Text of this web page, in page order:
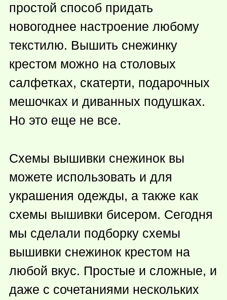
простой способ придать
новогоднее настроение любому
текстилю. Вышить снежинку
крестом можно на столовых
салфетках, скатерти, подарочных
мешочках и диванных подушках.
Но это еще не все.
Схемы вышивки снежинок вы
можете использовать и для
украшения одежды, а также как
схемы вышивки бисером. Сегодня
мы сделали подборку схемы
вышивки снежинок крестом на
любой вкус. Простые и сложные, и
даже с сочетаниями нескольких